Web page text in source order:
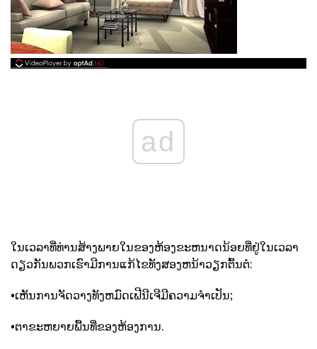
ad
ໃນເວລາທີ່ທ່ານສ້າງພາຍໃນຂອງຫ້ອງຂະຫນາດນ້ອຍທີ່ຢູ່ໃນເວລາ
ດຽວກັນພວກເຮົາມີການແກ້ໄຂທັງສອງຫນ້າວຽກຕົ້ນຕໍ:
•ເຫັນການຈັດວາງທັງຫມົດເຟີນີເຈີມີຄວາມຈໍາເປັນ;
•ຕາຂະຫຍາຍພື້ນທີ່ຂອງຫ້ອງການ.